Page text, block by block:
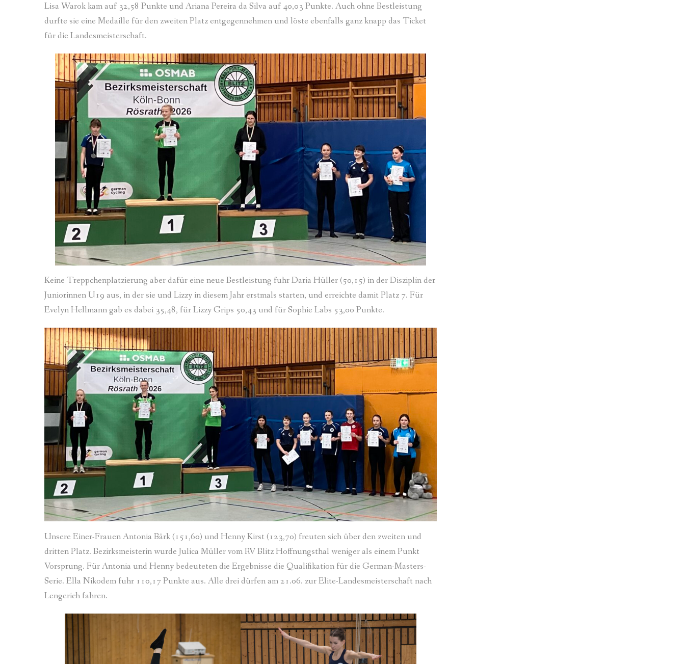
Lisa Warok kam auf 32,58 Punkte und Ariana Pereira da Silva auf 40,03 Punkte. Auch ohne Bestleistung
durfte sie eine Medaille für den zweiten Platz entgegennehmen und löste ebenfalls ganz knapp das Ticket
für die Landesmeisterschaft.
Keine Treppchenplatzierung aber dafür eine neue Bestleistung fuhr Daria Hüller (50,15) in der Disziplin der
Juniorinnen U19 aus, in der sie und Lizzy in diesem Jahr erstmals starten, und erreichte damit Platz 7. Für
Evelyn Hellmann gab es dabei 35,48, für Lizzy Grips 50,43 und für Sophie Labs 53,00 Punkte.
Unsere Einer-Frauen Antonia Bärk (151,60) und Henny Kirst (123,70) freuten sich über den zweiten und
dritten Platz. Bezirksmeisterin wurde Julica Müller vom RV Blitz Hoffnungsthal weniger als einem Punkt
Vorsprung. Für Antonia und Henny bedeuteten die Ergebnisse die Qualifikation für die German-Masters-
Serie. Ella Nikodem fuhr 110,17 Punkte aus. Alle drei dürfen am 21.06. zur Elite-Landesmeisterschaft nach
Lengerich fahren.